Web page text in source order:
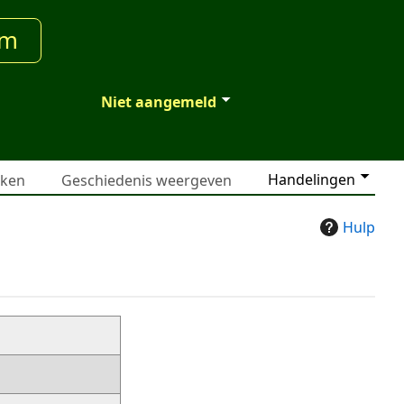
Niet aangemeld
Handelingen
Geschiedenis weergeven
Hulp